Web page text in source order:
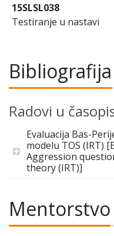
15SLSL038
Testiranje u nastavi
Bibliografija
Radovi u
Evaluacija Bas-
modelu TOS (IRT)
Aggression
theory (IRT)]
Mentorstvo